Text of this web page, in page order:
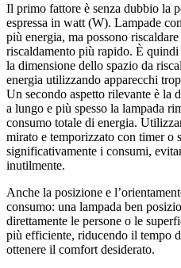
Il primo fattore è senza dubbio la
espressa in watt (W). Lampade
più energia, ma possono
riscaldamento più rapido. È
la dimensione dello spazio da
energia utilizzando apparecchi
Un secondo aspetto rilevante è la
a lungo e più spesso la lampada
consumo totale di energia.
mirato e temporizzato con timer o
significativamente i consumi,
inutilmente.
Anche la posizione e
consumo: una lampada ben
direttamente le persone o le
più efficiente, riducendo il tempo
ottenere il comfort desiderato.